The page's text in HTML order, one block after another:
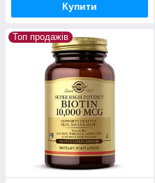
Купити
Топ продажів